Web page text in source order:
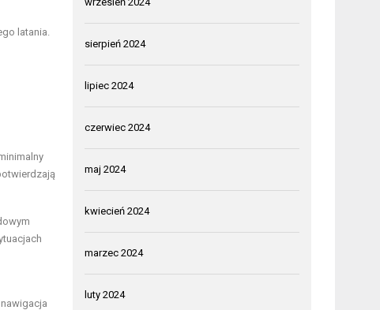
latania.
sierpień 2024
lipiec 2024
czerwiec 2024
maj 2024
kwiecień 2024
marzec 2024
luty 2024